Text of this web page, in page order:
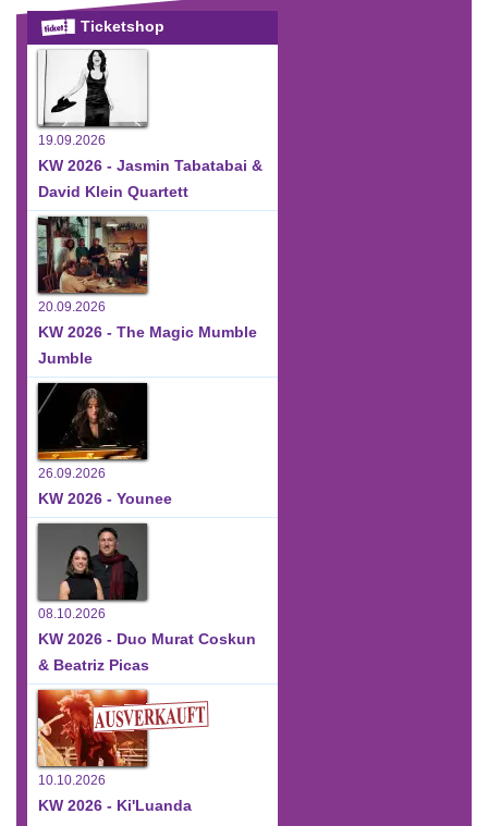
Ticketshop
19.09.2026
KW 2026 - Jasmin Tabatabai &
David Klein Quartett
20.09.2026
KW 2026 - The Magic Mumble
Jumble
26.09.2026
KW 2026 - Younee
08.10.2026
KW 2026 - Duo Murat Coskun
& Beatriz Picas
10.10.2026
KW 2026 - Ki'Luanda